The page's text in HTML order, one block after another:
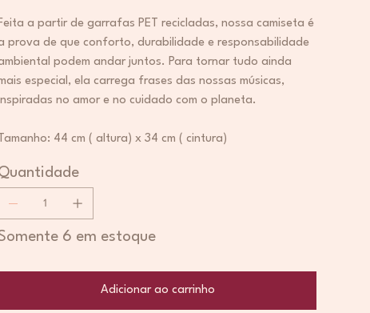
Feita a partir de garrafas PET recicladas, nossa camiseta é
prova de que conforto, durabilidade e responsabilidade
podem andar juntos. Para tornar tudo ainda
especial, ela carrega frases das nossas músicas,
no amor e no cuidado com o planeta.
44 cm ( altura) x 34 cm ( cintura)
6 em estoque
Adicionar ao carrinho